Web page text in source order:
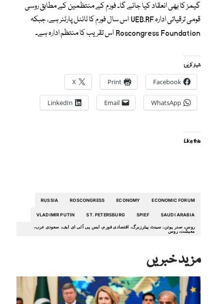
گیمز کا بھی انعقاد کیا جائے گا۔ فورم کے منتظمین کے مطابق روسی
قومی ترقیاتی ادارہ VEB.RF اس سال فورم کا ٹائٹل پارٹنر ہے، جبکہ
Roscongress Foundation اس تقریب کا منتظم ادارہ ہے۔
شیئر کریں:
Facebook
Print
X
WhatsApp
Email
LinkedIn
Like this:
ECONOMIC FORUM
ECONOMY
ROSCONGRESS
RUSSIA
SAUDI ARABIA
SPIEF
ST. PETERSBURG
VLADIMIR PUTIN
روس، صدر پوتن، سینٹ پیٹرزبرگ، اقتصادی فورم، ایس پی آئی ای ایف، سعودی عرب،
معیشت، روس
مزید خبریں